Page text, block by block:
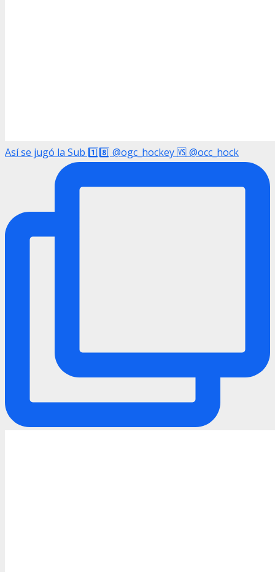
Así se jugó la Sub 1️⃣8️⃣ @ogc_hockey 🆚 @occ_hock